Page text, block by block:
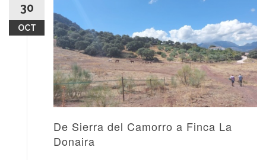
30
OCT
De Sierra del Camorro a Finca La
Donaira